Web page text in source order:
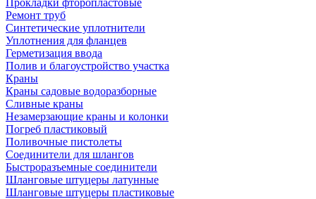
Ремонт труб
Синтетические уплотнители
Уплотнения для фланцев
Герметизация ввода
Полив и благоустройство участка
Краны
Краны садовые водоразборные
Сливные краны
Незамерзающие краны и колонки
Погреб пластиковый
Поливочные пистолеты
Соединители для шлангов
Быстроразъемные соединители
Шланговые штуцеры латунные
Шланговые штуцеры пластиковые